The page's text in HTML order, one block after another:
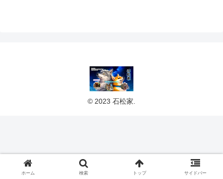
© 2023 石松家.
ホーム 検索 トップ サイドバー